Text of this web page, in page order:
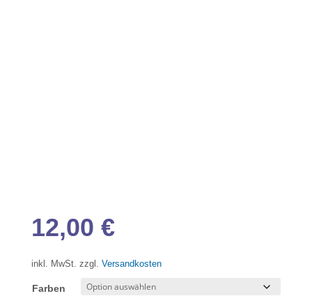
12,00 €
inkl. MwSt. zzgl. Versandkosten
Farben